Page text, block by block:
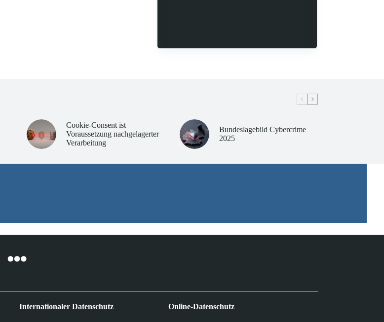
Cookie-Consent ist
Voraussetzung nachgelagerter
Verarbeitung
Bundeslagebild Cybercrime
2025
Internationaler Datenschutz Online-Datenschutz